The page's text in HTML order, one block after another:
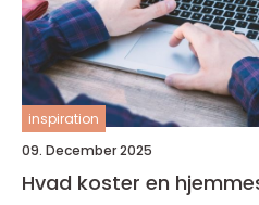
inspiration
09. December 2025
Hvad koster en